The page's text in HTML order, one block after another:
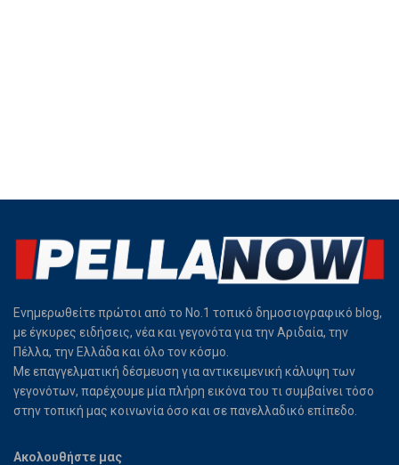
Ενημερωθείτε πρώτοι από το Νο.1 τοπικό δημοσιογραφικό blog,
με έγκυρες ειδήσεις, νέα και γεγονότα για την Αριδαία, την
Πέλλα, την Ελλάδα και όλο τον κόσμο.
Με επαγγελματική δέσμευση για αντικειμενική κάλυψη των
γεγονότων, παρέχουμε μία πλήρη εικόνα του τι συμβαίνει τόσο
στην τοπική μας κοινωνία όσο και σε πανελλαδικό επίπεδο.
Ακολουθήστε μας